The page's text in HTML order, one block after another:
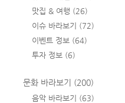
맛집 & 여행 (26)
이슈 바라보기 (72)
이벤트 정보 (64)
투자 정보 (6)
문화 바라보기 (200)
음악 바라보기 (63)